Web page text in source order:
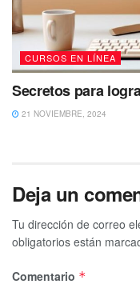
CURSOS EN LÍNEA
Secretos para
21 NOVIEMBRE, 2024
Deja un
Tu dirección de correo
obligatorios están
Comentario *